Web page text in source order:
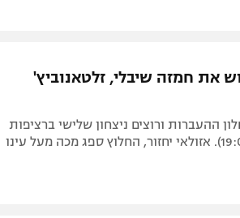
את חמזה שיבלי, זלטאנוביץ'
ההעברות ורוצים ניצחון שלישי ברציפות
כשיתארחו אצל ריינה (שלישי, 19:00). אזולאי יחזור, החלוץ ספג מכה מעל עינו